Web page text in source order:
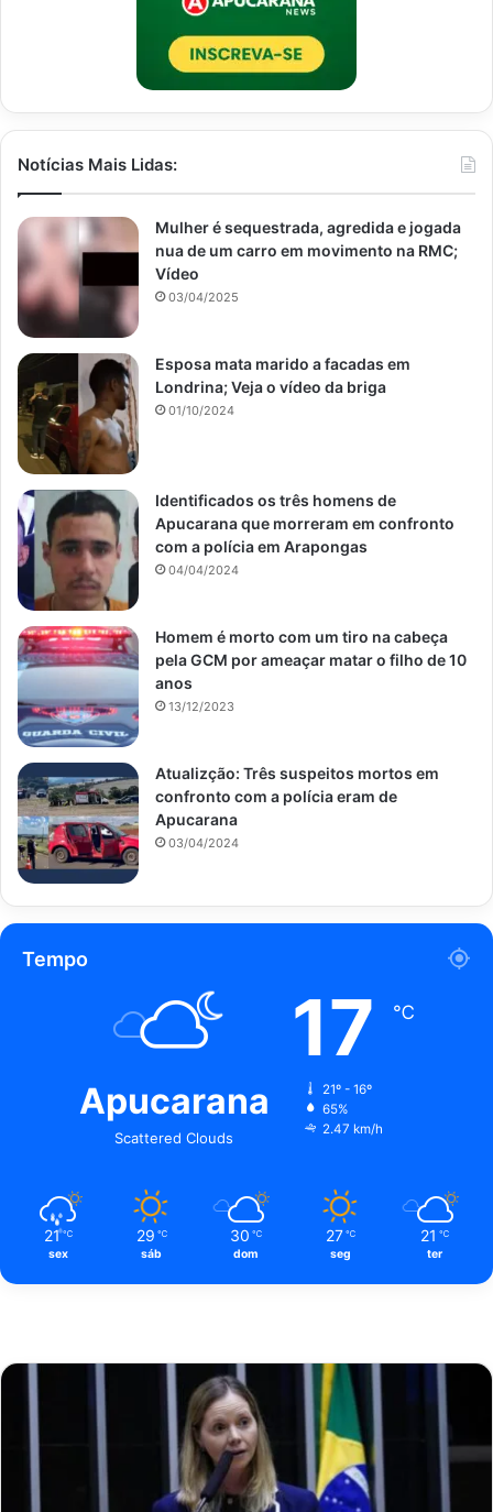
Notícias Mais Lidas:
Mulher é sequestrada, agredida e jogada
nua de um carro em movimento na RMC;
Vídeo
03/04/2025
Esposa mata marido a facadas em
Londrina; Veja o vídeo da briga
01/10/2024
Identificados os três homens de
Apucarana que morreram em confronto
com a polícia em Arapongas
04/04/2024
Homem é morto com um tiro na cabeça
pela GCM por ameaçar matar o filho de 10
anos
13/12/2023
Atualizção: Três suspeitos mortos em
confronto com a polícia eram de
Apucarana
03/04/2024
Tempo
Apucarana
Scattered Clouds
17 ℃
21º - 16º
65%
2.47 km/h
21 ℃
sex
29 ℃
sáb
30 ℃
dom
27 ℃
seg
21 ℃
ter